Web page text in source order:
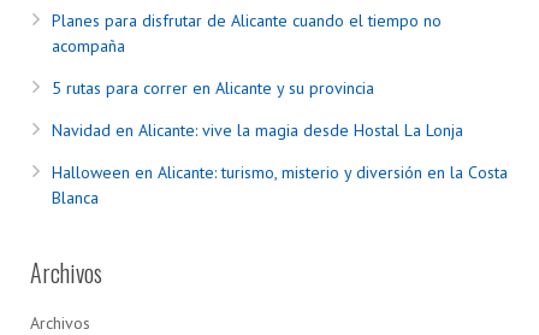
Planes para disfrutar de Alicante cuando el tiempo no
acompaña
5 rutas para correr en Alicante y su provincia
Navidad en Alicante: vive la magia desde Hostal La Lonja
Halloween en Alicante: turismo, misterio y diversión en la Costa
Blanca
Archivos
Archivos